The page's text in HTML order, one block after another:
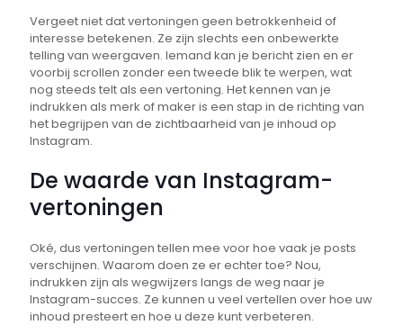
Vergeet niet dat vertoningen geen betrokkenheid of
interesse betekenen. Ze zijn slechts een onbewerkte
telling van weergaven. Iemand kan je bericht zien en er
voorbij scrollen zonder een tweede blik te werpen, wat
nog steeds telt als een vertoning. Het kennen van je
indrukken als merk of maker is een stap in de richting van
het begrijpen van de zichtbaarheid van je inhoud op
Instagram.
De waarde van Instagram-
vertoningen
Oké, dus vertoningen tellen mee voor hoe vaak je posts
verschijnen. Waarom doen ze er echter toe? Nou,
indrukken zijn als wegwijzers langs de weg naar je
Instagram-succes. Ze kunnen u veel vertellen over hoe uw
inhoud presteert en hoe u deze kunt verbeteren.